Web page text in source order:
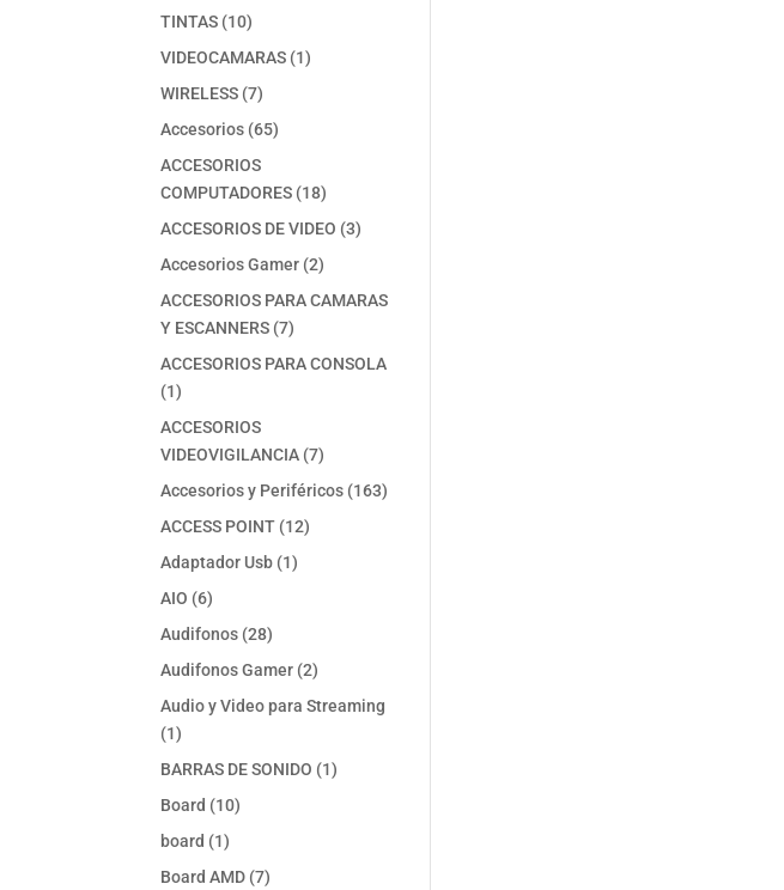
TINTAS 1010
productos
VIDEOCAMARAS 11
WIRELESS 77
productos
Accesorios 6565
ACCESORIOS
COMPUTADORES 1818
productos
ACCESORIOS DE VIDEO 33
Accesorios Gamer 22
productos
ACCESORIOS PARA CAMARAS
Y ESCANNERS 77
productos
ACCESORIOS PARA CONSOLA
11
producto
ACCESORIOS
VIDEOVIGILANCIA 77
productos
Accesorios y Periféricos 163163
ACCESS POINT 1212
Adaptador Usb 11
AIO 66
productos
Audifonos 2828
productos
Audifonos Gamer 22
productos
Audio y Video para Streaming
11
producto
BARRAS DE SONIDO 11
Board 1010
board 11
producto
Board AMD 77